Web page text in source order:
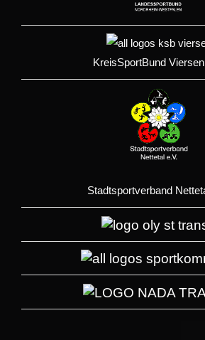
KreisSportBund
Stadtsportverband